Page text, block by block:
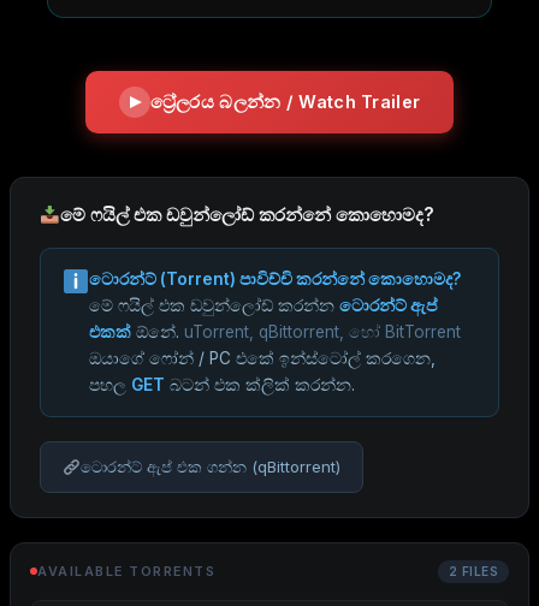
ට්‍රේලරය බලන්න / Watch Trailer
මේ ෆයිල් එක ඩවුන්ලෝඩ් කරන්නේ කොහොමද?
ටොරන්ට් (Torrent) පාවිච්චි කරන්නේ කොහොමද?
මේ ෆයිල් එක ඩවුන්ලෝඩ් කරන්නටොරන්ට් ඇප්
එකක් ඕනේ. uTorrent, qBittorrent, හෝ BitTorrent
ඔයාගේ ෆෝන් / PC එකේ ඉන්ස්ටෝල් කරගෙන,
පහල GET බටන් එක ක්ලික් කරන්න.
ටොරන්ට් ඇප් එක ගන්න (qBittorrent)
AVAILABLE TORRENTS 2 FILES